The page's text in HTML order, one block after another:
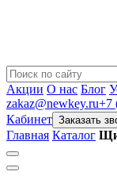
Акции О нас Блог
zakaz@newkey.ru+7
Кабинет Заказать
Главная Каталог